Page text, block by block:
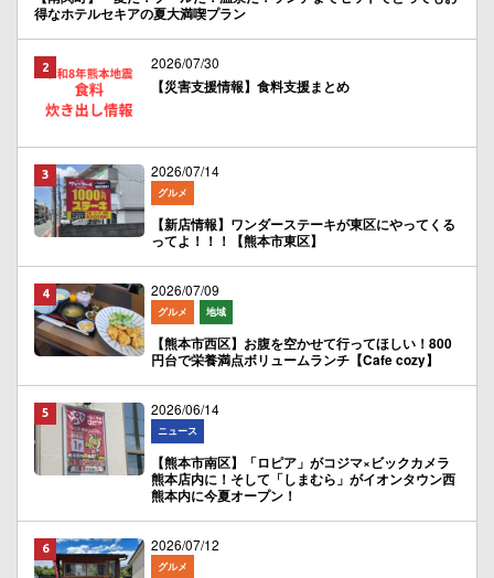
得なホテルセキアの夏大満喫プラン
2026/07/30
【災害支援情報】食料支援まとめ
2026/07/14
グルメ
【新店情報】ワンダーステーキが東区にやってくる
ってよ！！！【熊本市東区】
2026/07/09
グルメ 地域
【熊本市西区】お腹を空かせて行ってほしい！800
円台で栄養満点ボリュームランチ【Cafe cozy】
2026/06/14
ニュース
【熊本市南区】「ロピア」がコジマ×ビックカメラ
熊本店内に！そして「しまむら」がイオンタウン西
熊本内に今夏オープン！
2026/07/12
グルメ